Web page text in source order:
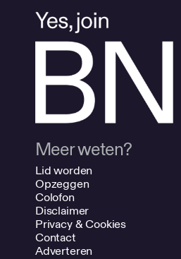
Meer weten?
Lid worden
Opzeggen
Colofon
Disclaimer
Privacy & Cookies
Contact
Adverteren